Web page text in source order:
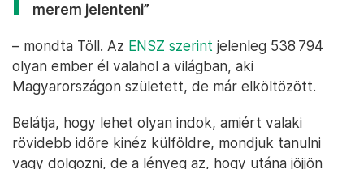
merem jelenteni”
– mondta Töll. Az ENSZ szerint jelenleg 538 794
olyan ember él valahol a világban, aki
Magyarországon született, de már elköltözött.
Belátja, hogy lehet olyan indok, amiért valaki
rövidebb időre kinéz külföldre, mondjuk tanulni
vagy dolgozni, de a lényeg az, hogy utána jöjjön